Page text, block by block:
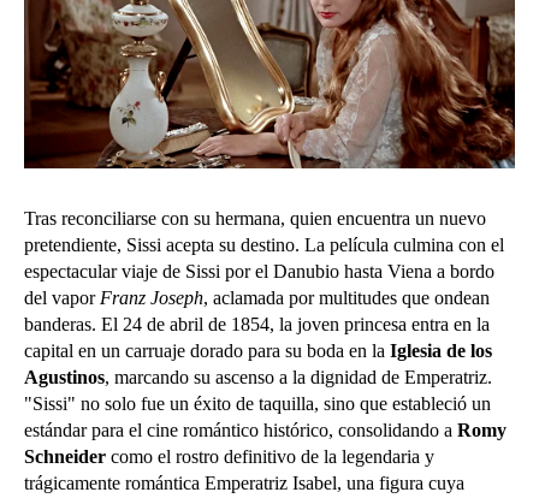
Tras reconciliarse con su hermana, quien encuentra un nuevo
pretendiente, Sissi acepta su destino. La película culmina con el
espectacular viaje de Sissi por el Danubio hasta Viena a bordo
del vapor Franz Joseph, aclamada por multitudes que ondean
banderas. El 24 de abril de 1854, la joven princesa entra en la
capital en un carruaje dorado para su boda en la Iglesia de los
Agustinos, marcando su ascenso a la dignidad de Emperatriz.
"Sissi" no solo fue un éxito de taquilla, sino que estableció un
estándar para el cine romántico histórico, consolidando a Romy
Schneider como el rostro definitivo de la legendaria y
trágicamente romántica Emperatriz Isabel, una figura cuya